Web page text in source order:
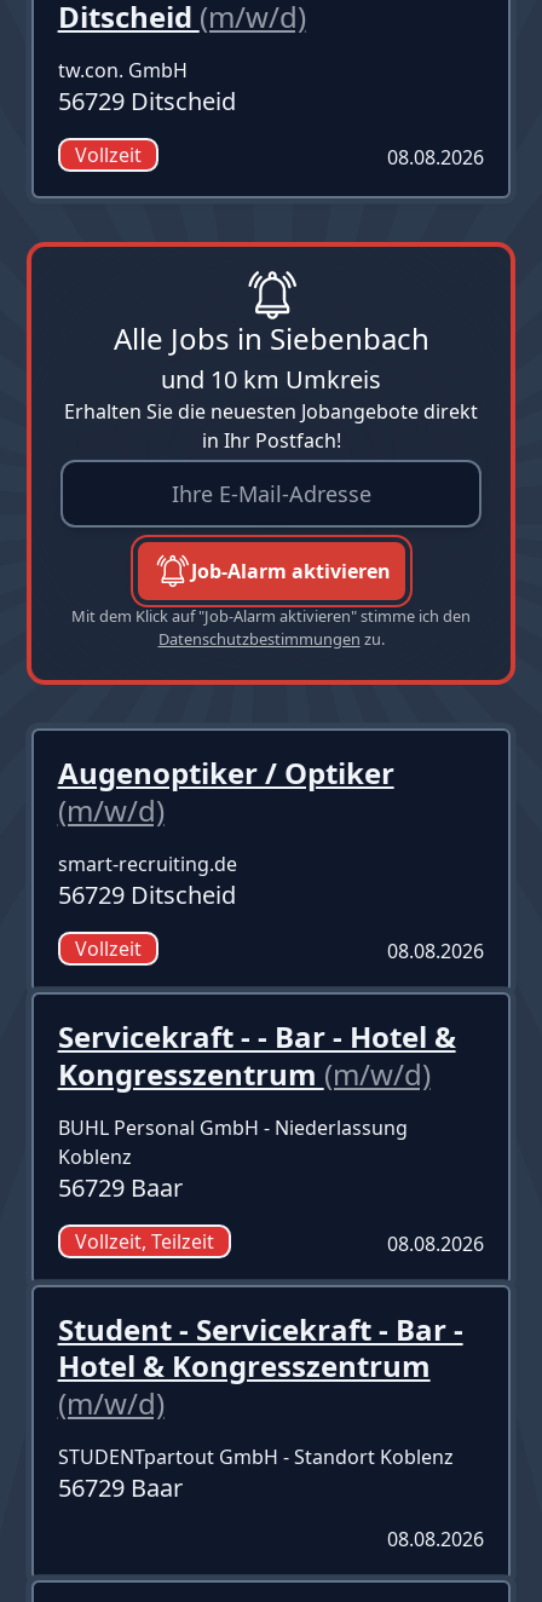
Ditscheid (m/w/d)
tw.con. GmbH
56729 Ditscheid
Vollzeit 08.08.2026
Alle Jobs in Siebenbach
und 10 km Umkreis
Erhalten Sie die neuesten Jobangebote direkt
in Ihr Postfach!
Job-Alarm aktivieren
Mit dem Klick auf "Job-Alarm aktivieren" stimme ich den
Datenschutzbestimmungen zu.
Augenoptiker / Optiker
(m/w/d)
smart-recruiting.de
56729 Ditscheid
Vollzeit 08.08.2026
Servicekraft - - Bar - Hotel &
Kongresszentrum (m/w/d)
BUHL Personal GmbH - Niederlassung
Koblenz
56729 Baar
Vollzeit, Teilzeit 08.08.2026
Student - Servicekraft - Bar -
Hotel & Kongresszentrum
(m/w/d)
STUDENTpartout GmbH - Standort Koblenz
56729 Baar
08.08.2026